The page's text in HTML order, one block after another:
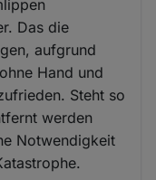
Das die
aufgrund
Hand und
Steht so
werden
Notwendigkeit